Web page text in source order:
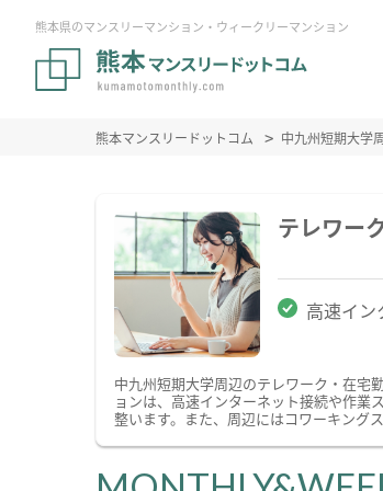
熊本県のマンスリーマンション・ウィークリーマンション
熊本マンスリードットコム 中九州短期大学
テレワー
高速イン
中九州短期大学周辺のテレワーク・在宅
ョンは、高速インターネット接続や作業
整います。また、周辺にはコワーキング